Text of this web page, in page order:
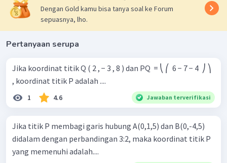
Dengan Gold kamu bisa tanya soal ke Forum
sepuasnya, lho.
Pertanyaan serupa
Jika koordinat titik Q ( 2 , − 3 , 8 ) dan PQ ​ = ⎝ ⎛ ​ 6 − 7 − 4 ​ ⎠ ⎞ ​
, koordinat titik P adalah ....
1 4.6 Jawaban terverifikasi
Jika titik P membagi garis hubung A(0,1,5) dan B(0,-4,5)
didalam dengan perbandingan 3:2, maka koordinat titik P
yang memenuhi adalah....